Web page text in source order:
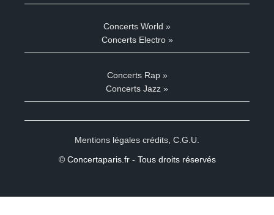
Concerts World »
Concerts Electro »
Concerts Rap »
Concerts Jazz »
Mentions légales crédits C.G.U.
© Concertaparis.fr - Tous droits réservés